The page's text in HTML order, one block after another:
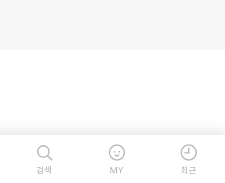
검색 MY 최근